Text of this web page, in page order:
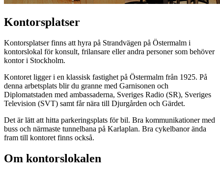
Kontorsplatser
Kontorsplatser finns att hyra på Strandvägen på Östermalm i
kontorslokal för konsult, frilansare eller andra personer som behöver
kontor i Stockholm.
Kontoret ligger i en klassisk fastighet på Östermalm från 1925. På
denna arbetsplats blir du granne med Garnisonen och
Diplomatstaden med ambassaderna, Sveriges Radio (SR), Sveriges
Television (SVT) samt får nära till Djurgården och Gärdet.
Det är lätt att hitta parkeringsplats för bil. Bra kommunikationer med
buss och närmaste tunnelbana på Karlaplan. Bra cykelbanor ända
fram till kontoret finns också.
Om kontorslokalen